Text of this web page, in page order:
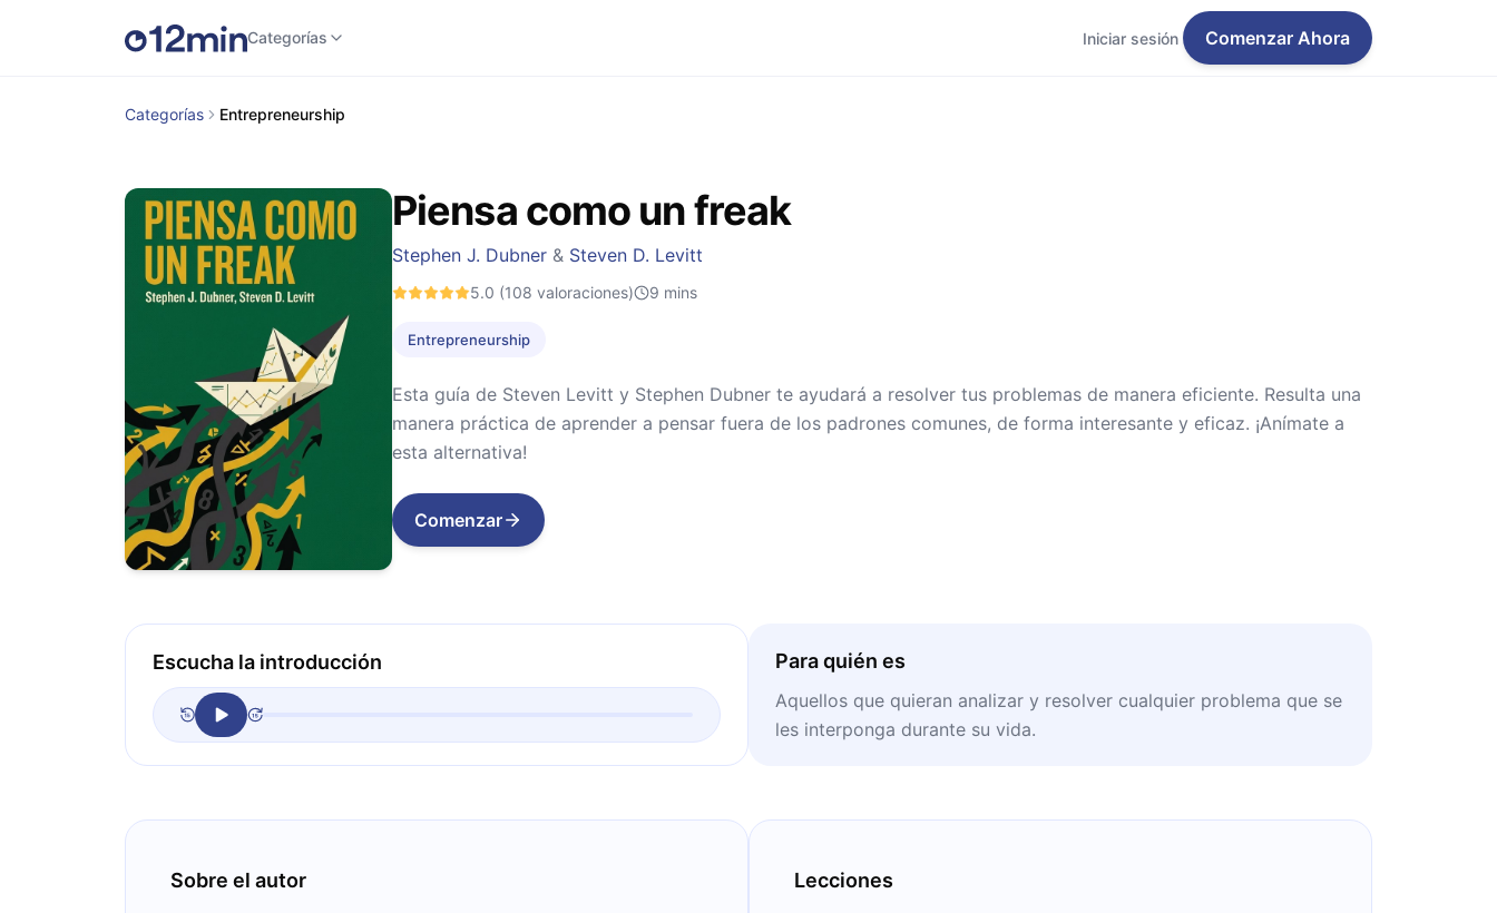
Categorías Iniciar sesión Comenzar Ahora
Categorías Entrepreneurship
Piensa como un freak
Stephen J. Dubner & Steven D. Levitt
5.0 (108 valoraciones) 9 mins
Entrepreneurship
Esta guía de Steven Levitt y Stephen Dubner te ayudará a resolver tus problemas de manera eficiente. Resulta una
manera práctica de aprender a pensar fuera de los padrones comunes, de forma interesante y eficaz. ¡Anímate a
esta alternativa!
Comenzar
Escucha la introducción Para quién es
Aquellos que quieran analizar y resolver cualquier problema que se
les interponga durante su vida.
Sobre el autor Lecciones